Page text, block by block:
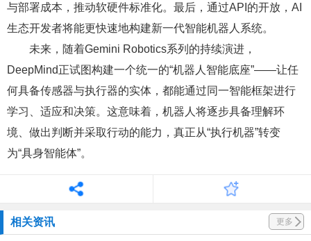
与部署成本，推动软硬件标准化。最后，通过API的开放，AI
生态开发者将能更快速地构建新一代智能机器人系统。
未来，随着Gemini Robotics系列的持续演进，
DeepMind正试图构建一个统一的“机器人智能底座”——让任
何具备传感器与执行器的实体，都能通过同一智能框架进行
学习、适应和决策。这意味着，机器人将逐步具备理解环
境、做出判断并采取行动的能力，真正从“执行机器”转变
为“具身智能体”。
相关资讯 更多